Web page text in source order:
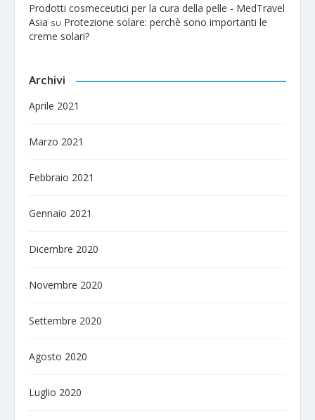
Prodotti cosmeceutici per la cura della pelle - MedTravel
Asia su Protezione solare: perchè sono importanti le
creme solari?
Archivi
Aprile 2021
Marzo 2021
Febbraio 2021
Gennaio 2021
Dicembre 2020
Novembre 2020
Settembre 2020
Agosto 2020
Luglio 2020